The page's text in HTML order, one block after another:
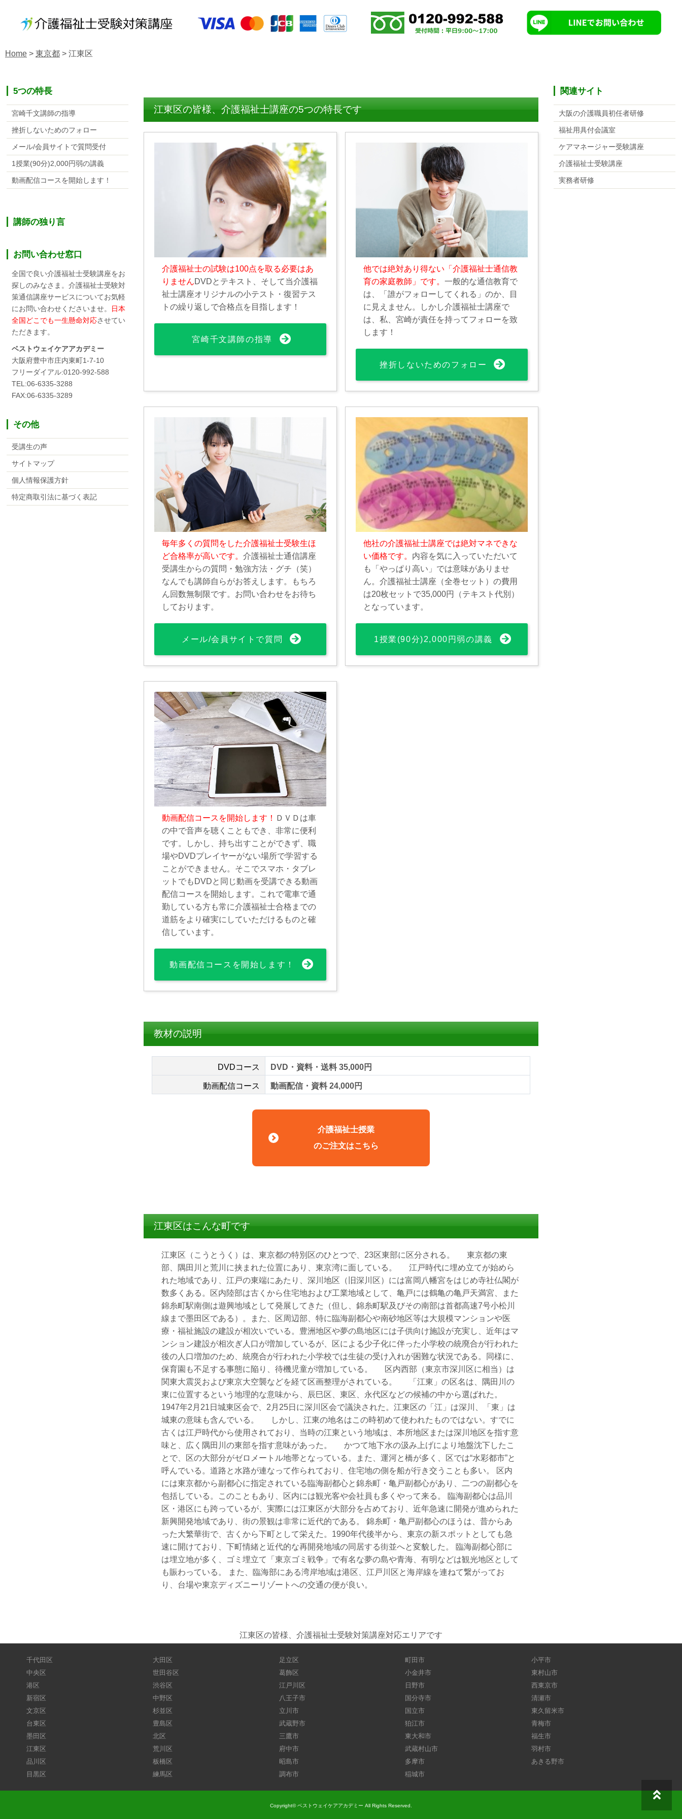
Home > 東京都 > 江東区
江東区の皆様、介護福祉士講座の5つの特長です
介護福祉士の試験は100点を取る必要はあ
りませんDVDとテキスト、そして当介護福
祉士講座オリジナルの小テスト・復習テス
トの繰り返しで合格点を目指します！
宮崎千文講師の指導
他では絶対あり得ない「介護福祉士通信教
育の家庭教師」です。 一般的な通信教育で
は、「誰がフォローしてくれる」のか、目
に見えません。しかし介護福祉士講座で
は、私、宮崎が責任を持ってフォローを致
します！
挫折しないためのフォロー
毎年多くの質問をした介護福祉士受験生ほ
ど合格率が高いです。介護福祉士通信講座
受講生からの質問・勉強方法・グチ（笑）
なんでも講師自らがお答えします。もちろ
ん回数無制限です。お問い合わせをお待ち
しております。
メール/会員サイトで質問
他社の介護福祉士講座では絶対マネできな
い価格です。 内容を気に入っていただいて
も「やっぱり高い」では意味がありませ
ん。介護福祉士講座（全巻セット）の費用
は20枚セットで35,000円（テキスト代別）
となっています。
1授業(90分)2,000円弱の講義
動画配信コースを開始します！ ＤＶＤは車
の中で音声を聴くこともでき、非常に便利
です。しかし、持ち出すことができず、職
場やDVDプレイヤーがない場所で学習する
ことができません。そこでスマホ・タブレ
ットでもDVDと同じ動画を受講できる動画
配信コースを開始します。これで電車で通
勤している方も常に介護福祉士合格までの
道筋をより確実にしていただけるものと確
信しています。
動画配信コースを開始します！
教材の説明
DVDコース DVD・資料・送料 35,000円
動画配信コース 動画配信・資料 24,000円
介護福祉士授業
のご注文はこちら
江東区はこんな町です
江東区（こうとうく）は、東京都の特別区のひとつで、23区東部に区分される。 東京都の東
部、隅田川と荒川に挟まれた位置にあり、東京湾に面している。 江戸時代に埋め立てが始めら
れた地域であり、江戸の東端にあたり、深川地区（旧深川区）には富岡八幡宮をはじめ寺社仏閣が
数多くある。区内陸部は古くから住宅地および工業地域として、亀戸には鶴亀の亀戸天満宮、また
錦糸町駅南側は遊興地域として発展してきた（但し、錦糸町駅及びその南部は首都高速7号小松川
線まで墨田区である）。また、区周辺部、特に臨海副都心や南砂地区等は大規模マンションや医
療・福祉施設の建設が相次いでいる。豊洲地区や夢の島地区には子供向け施設が充実し、近年はマ
ンション建設が相次ぎ人口が増加しているが、区による少子化に伴った小学校の統廃合が行われた
後の人口増加のため、統廃合が行われた小学校では生徒の受け入れが困難な状況である。同様に、
保育園も不足する事態に陥り、待機児童が増加している。 区内西部（東京市深川区に相当）は
関東大震災および東京大空襲などを経て区画整理がされている。 「江東」の区名は、隅田川の
東に位置するという地理的な意味から、辰巳区、東区、永代区などの候補の中から選ばれた。
1947年2月21日城東区会で、2月25日に深川区会で議決された。江東区の「江」は深川、「東」は
城東の意味も含んでいる。 しかし、江東の地名はこの時初めて使われたものではない。すでに
古くは江戸時代から使用されており、当時の江東という地域は、本所地区または深川地区を指す意
味と、広く隅田川の東部を指す意味があった。 かつて地下水の汲み上げにより地盤沈下したこ
とで、区の大部分がゼロメートル地帯となっている。また、運河と橋が多く、区では“水彩都市”と
呼んでいる。道路と水路が連なって作られており、住宅地の側を船が行き交うことも多い。 区内
には東京都から副都心に指定されている臨海副都心と錦糸町・亀戸副都心があり、二つの副都心を
包括している。このこともあり、区内には観光客や会社員も多くやって来る。 臨海副都心は品川
区・港区にも跨っているが、実際には江東区が大部分を占めており、近年急速に開発が進められた
新興開発地域であり、街の景観は非常に近代的である。 錦糸町・亀戸副都心のほうは、昔からあ
った大繁華街で、古くから下町として栄えた。1990年代後半から、東京の新スポットとしても急
速に開けており、下町情緒と近代的な再開発地域の同居する街並へと変貌した。 臨海副都心部に
は埋立地が多く、ゴミ埋立て「東京ゴミ戦争」で有名な夢の島や青海、有明などは観光地区として
も賑わっている。 また、臨海部にある湾岸地域は港区、江戸川区と海岸線を連ねて繋がってお
り、台場や東京ディズニーリゾートへの交通の便が良い。
5つの特長
宮崎千文講師の指導
挫折しないためのフォロー
メール/会員サイトで質問受付
1授業(90分)2,000円弱の講義
動画配信コースを開始します！
講師の独り言
お問い合わせ窓口
全国で良い介護福祉士受験講座をお
探しのみなさま。介護福祉士受験対
策通信講座サービスについてお気軽
にお問い合わせくださいませ。 日本
全国どこでも一生懸命対応させてい
ただきます。
ベストウェイケアアカデミー
大阪府豊中市庄内東町1-7-10
フリーダイアル:0120-992-588
TEL:06-6335-3288
FAX:06-6335-3289
その他
受講生の声
サイトマップ
個人情報保護方針
特定商取引法に基づく表記
関連サイト
大阪の介護職員初任者研修
福祉用具付会議室
ケアマネージャー受験講座
介護福祉士受験講座
実務者研修
江東区の皆様、介護福祉士受験対策講座対応エリアです
千代田区
中央区
港区
新宿区
文京区
台東区
墨田区
江東区
品川区
目黒区
大田区
世田谷区
渋谷区
中野区
杉並区
豊島区
北区
荒川区
板橋区
練馬区
足立区
葛飾区
江戸川区
八王子市
立川市
武蔵野市
三鷹市
府中市
昭島市
調布市
町田市
小金井市
日野市
国分寺市
国立市
狛江市
東大和市
武蔵村山市
多摩市
稲城市
小平市
東村山市
西東京市
清瀬市
東久留米市
青梅市
福生市
羽村市
あきる野市
Copyright© ベストウェイケアアカデミー All Rights Reserved.